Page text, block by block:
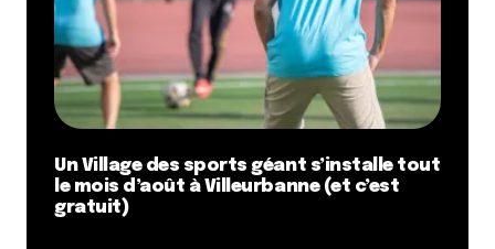
Un Village des sports géant s’installe tout
le mois d’août à Villeurbanne (et c’est
gratuit)